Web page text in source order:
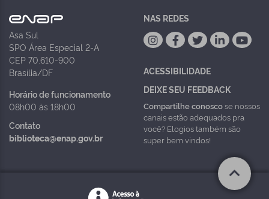
Asa Sul
SPO Área Especial 2-A
CEP 70.610-900
Brasília/DF
Horário de funcionamento
08h00 às 18h00
Contato
biblioteca@enap.gov.br
NAS REDES
ACESSIBILIDADE
DEIXE SEU FEEDBACK
Compartilhe conoscose nossos
canais estão adequados pra
você? Elogios também são
super bem vindos!